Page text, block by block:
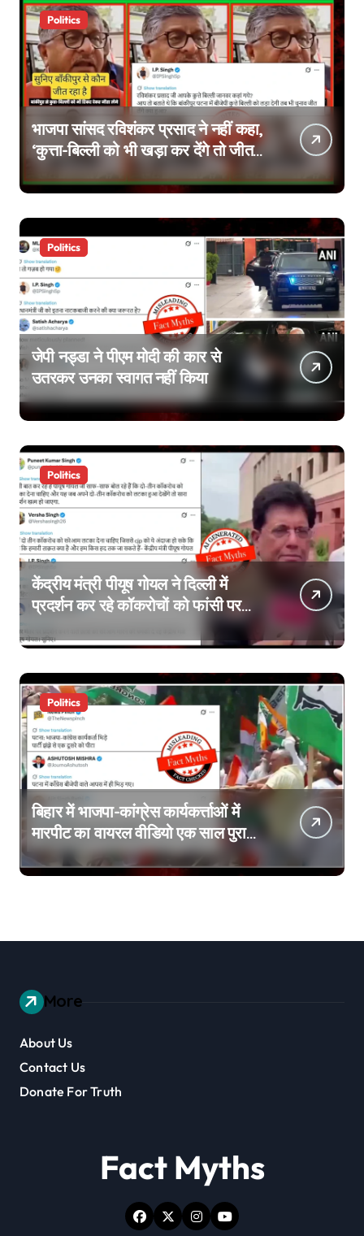
Politics
भाजपा सांसद रविशंकर प्रसाद ने नहीं कहा,
‘कुत्ता-बिल्ली को भी खड़ा कर देंगे तो जीत
जाएंगे’, वायरल वीडियो एडिटेड है
Politics
जेपी नड्डा ने पीएम मोदी की कार से
उतरकर उनका स्वागत नहीं किया
Politics
केंद्रीय मंत्री पीयूष गोयल ने दिल्ली में
प्रदर्शन कर रहे कॉकरोचों को फांसी पर
लटकाने की बात नहीं की, वायरल वीडियो
AI जेनरेटेड है
Politics
बिहार में भाजपा-कांग्रेस कार्यकर्त्ताओं में
मारपीट का वायरल वीडियो एक साल पुराना
है
More
About Us
Contact Us
Donate For Truth
Fact Myths